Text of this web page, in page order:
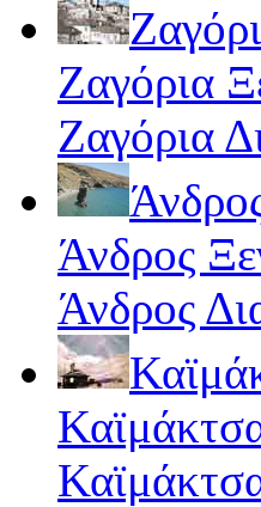
Ζαγόρια
Ζαγόρια
Άνδρος
Άνδρος